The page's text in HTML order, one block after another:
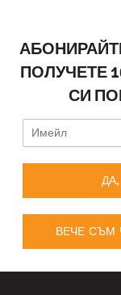
ПОЛУЧЕТЕ
СИ
ВЕЧЕ СЪМ